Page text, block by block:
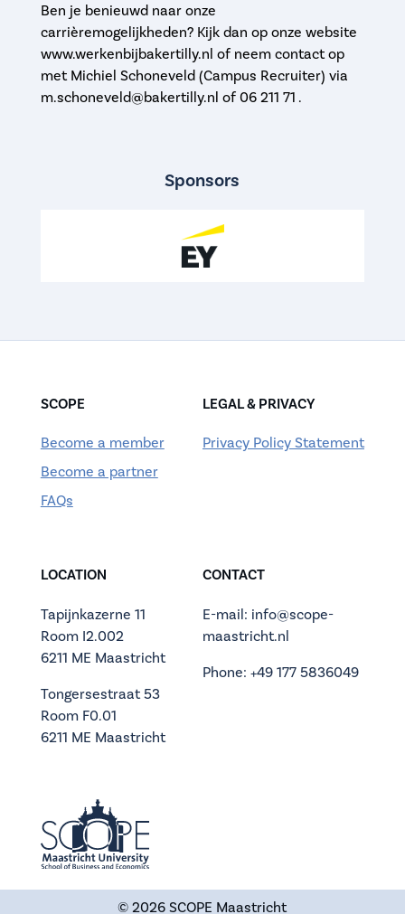
Ben je benieuwd naar onze
carrièremogelijkheden? Kijk dan op onze website
www.werkenbijbakertilly.nl of neem contact op
met Michiel Schoneveld (Campus Recruiter) via
m.schoneveld@bakertilly.nl of 06 211 71 .
Sponsors
SCOPE
Become a member
Become a partner
FAQs
LEGAL & PRIVACY
Privacy Policy Statement
LOCATION
Tapijnkazerne 11
Room I2.002
6211 ME Maastricht
Tongersestraat 53
Room F0.01
6211 ME Maastricht
CONTACT
E-mail: info@scope-
maastricht.nl
Phone: +49 177 5836049
© 2026 SCOPE Maastricht